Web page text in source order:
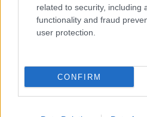
related to security, including
functionality and fraud
user protection.
CONFIRM
Νέος διευθύνοντας, ίσως
κατεύθυνση για την Apple
αλλαγές μακροπρόθεσμα
ΣΤΟ ΠΡΟΣΚΗΝΙΟ